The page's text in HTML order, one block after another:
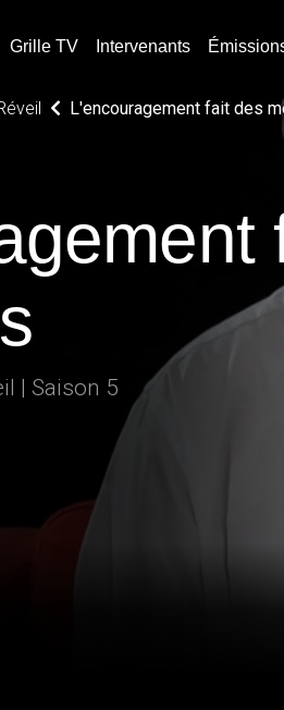
Grille TV Intervenants
L'encouragement fait des
| Saison 5